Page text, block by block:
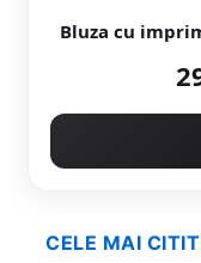
Bluza cu
CELE MAI